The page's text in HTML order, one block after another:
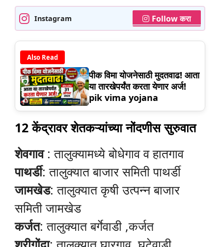
Instagram Follow करा
Also Read
पीक विमा योजनेसाठी मुदतवाढ! आता
या तारखेपर्यंत करता येणार अर्ज!
pik vima yojana
12 केंद्रावर शेतकऱ्यांच्या नोंदणीस सुरुवात
शेवगाव: तालुक्यामध्ये बोधेगाव व हातगाव
पाथर्डी: तालुक्यात बाजार समिती पाथर्डी
जामखेड: तालुक्यात कृषी उत्पन्न बाजार
समिती जामखेड
कर्जत: तालुक्यात बर्गेवाडी ,कर्जत